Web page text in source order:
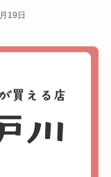
19日